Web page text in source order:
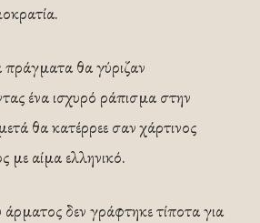
θα γύριζαν
ένα ισχυρό ράπισμα στην
θα κατέρρεε σαν χάρτινος
με αίμα ελληνικό.
δεν γράφτηκε τίποτα για